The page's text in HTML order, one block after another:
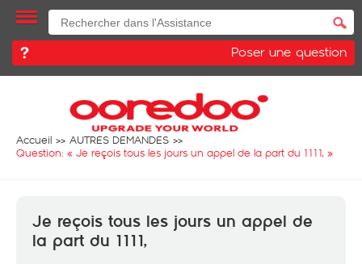
Poser une question
Accueil
AUTRES DEMANDES
Question: « Je reçois tous les jours un appel de la part du 1111, »
Je reçois tous les jours un appel de
la part du 1111,